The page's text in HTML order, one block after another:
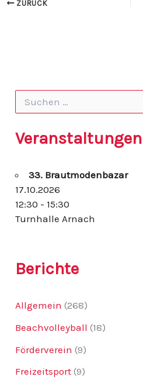
ZURÜCK
h
e
a
c
h
Veranstaltungen
33. Brautmodenbazar
17.10.2026
12:30 - 15:30
Turnhalle Arnach
Berichte
Allgemein (268)
Beachvolleyball (18)
Förderverein (9)
Freizeitsport (9)